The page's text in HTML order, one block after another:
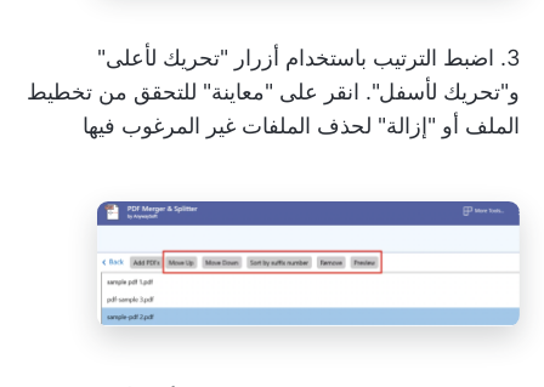
3. اضبط الترتيب باستخدام أزرار "تحريك لأعلى"
و"تحريك لأسفل". انقر على "معاينة" للتحقق من تخطيط
الملف أو "إزالة" لحذف الملفات غير المرغوب فيها